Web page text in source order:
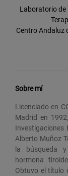
Laboratorio de
Centro Andaluz
Sobre mí
Licenciado en
Madrid en
Investigaciones
Alberto Muñoz
la búsqueda
hormona
Obtuvo el título